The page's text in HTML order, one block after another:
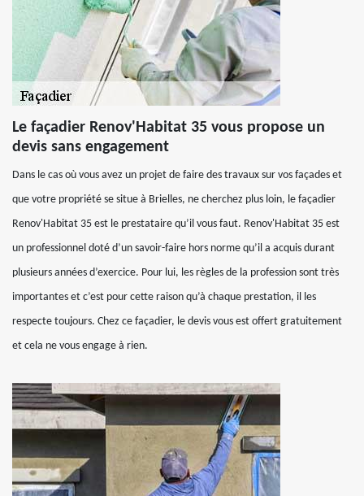
Le façadier Renov'Habitat 35 vous propose un
devis sans engagement
Dans le cas où vous avez un projet de faire des travaux sur vos façades et
que votre propriété se situe à Brielles, ne cherchez plus loin, le façadier
Renov'Habitat 35 est le prestataire qu’il vous faut. Renov'Habitat 35 est
un professionnel doté d’un savoir-faire hors norme qu’il a acquis durant
plusieurs années d’exercice. Pour lui, les règles de la profession sont très
importantes et c’est pour cette raison qu’à chaque prestation, il les
respecte toujours. Chez ce façadier, le devis vous est offert gratuitement
et cela ne vous engage à rien.